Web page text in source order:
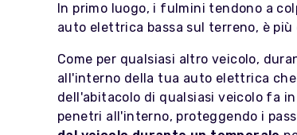
In primo luogo, i fulmini tendono a
auto elettrica bassa sul terreno, è
Come per qualsiasi altro veicolo,
all'interno della tua auto elettrica
dell'abitacolo di qualsiasi veicolo fa
penetri all'interno, proteggendo i